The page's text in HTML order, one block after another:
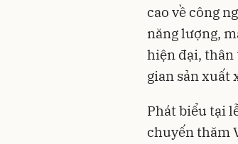
cao về công
năng lượng,
hiện đại, thân
gian sản xuất
Phát biểu tại
chuyến thăm